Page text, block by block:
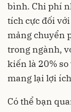
bình. Chi phí
tích cực đối
mảng chuyển
trong ngành,
kiến là 20%
mang lại lợi
Có thể bạn